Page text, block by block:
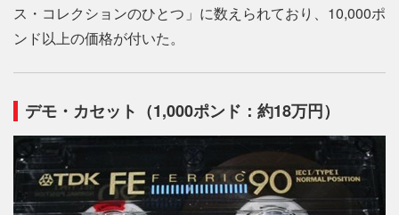
ス・コレクションのひとつ」に数えられており、10,000ポ
ンド以上の価格が付いた。
デモ・カセット（1,000ポンド：約18万円）